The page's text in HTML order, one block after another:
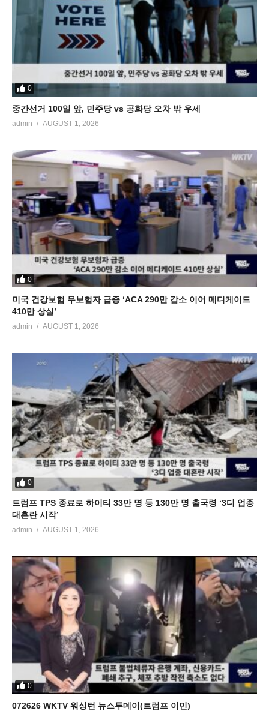
0
중간선거 100일 앞, 민주당 vs 공화당 오차 밖 우세
admin AUGUST 1, 2026
0
미국 건강보험 무보험자 급증 ‘ACA 290만 감소 이어 메디케이드
410만 상실’
admin AUGUST 1, 2026
0
트럼프 TPS 종료로 하이티 33만 명 등 130만 명 출국령 ‘3디 업종
대혼란 시작’
admin AUGUST 1, 2026
0
072626 WKTV 워싱턴 뉴스투데이(트럼프 이민)